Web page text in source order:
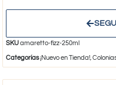
SKUamaretto-fizz-250ml
Categorías¡Nuevo en Tienda!,